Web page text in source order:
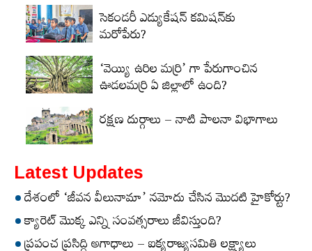
సెకండరీ ఎడ్యుకేషన్‌ కమిషన్‌కు
మరోపేరు?
‘వెయ్యి ఉరిల మర్రి’ గా పేరుగాంచిన
ఊడలమర్రి ఏ జిల్లాలో ఉంది?
రక్షణ దుర్గాలు – నాటి పాలనా విభాగాలు
Latest Updates
దేశంలో ‘జీవన వీలునామా’ నమోదు చేసిన మొదటి హైకోర్టు?
క్యారెట్‌ మొక్క ఎన్ని సంవత్సరాలు జీవిస్తుంది?